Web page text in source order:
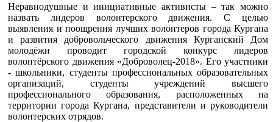
Неравнодушные и инициативные активисты – так можно
назвать лидеров волонтерского движения. С целью
выявления и поощрения лучших волонтеров города Кургана
и развития добровольческого движения Курганский Дом
молодёжи проводит городской конкурс лидеров
волонтёрского движения «Доброволец-2018». Его участники
- школьники, студенты профессиональных образовательных
организаций, студенты учреждений высшего
профессионального образования, расположенных на
территории города Кургана, представители и руководители
волонтерских отрядов.